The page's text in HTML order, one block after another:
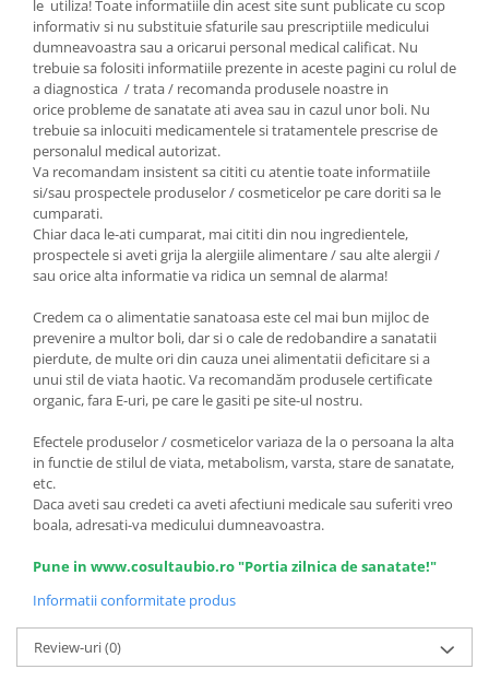
le utiliza! Toate informatiile din acest site sunt publicate cu scop
informativ si nu substituie sfaturile sau prescriptiile medicului
dumneavoastra sau a oricarui personal medical calificat. Nu
trebuie sa folositi informatiile prezente in aceste pagini cu rolul de
a diagnostica / trata / recomanda produsele noastre in
orice probleme de sanatate ati avea sau in cazul unor boli. Nu
trebuie sa inlocuiti medicamentele si tratamentele prescrise de
personalul medical autorizat.
Va recomandam insistent sa cititi cu atentie toate informatiile
si/sau prospectele produselor / cosmeticelor pe care doriti sa le
cumparati.
Chiar daca le-ati cumparat, mai cititi din nou ingredientele,
prospectele si aveti grija la alergiile alimentare / sau alte alergii /
sau orice alta informatie va ridica un semnal de alarma!
Credem ca o alimentatie sanatoasa este cel mai bun mijloc de
prevenire a multor boli, dar si o cale de redobandire a sanatatii
pierdute, de multe ori din cauza unei alimentatii deficitare si a
unui stil de viata haotic. Va recomandăm produsele certificate
organic, fara E-uri, pe care le gasiti pe site-ul nostru.
Efectele produselor / cosmeticelor variaza de la o persoana la alta
in functie de stilul de viata, metabolism, varsta, stare de sanatate,
etc.
Daca aveti sau credeti ca aveti afectiuni medicale sau suferiti vreo
boala, adresati-va medicului dumneavoastra.
Pune in www.cosultaubio.ro "Portia zilnica de sanatate!"
Informatii conformitate produs
Review-uri(0)